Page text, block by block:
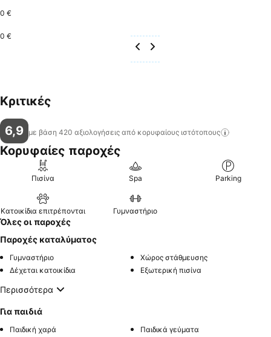
0 €
0 €
Κριτικές
6,9 με βάση 420 αξιολογήσεις από κορυφαίους ιστότοπους
Κορυφαίες παροχές
Πισίνα Spa Parking
Κατοικίδια επιτρέπονται Γυμναστήριο
Όλες οι παροχές
Παροχές καταλύματος
Γυμναστήριο
Χώρος στάθμευσης
Δέχεται κατοικίδια
Εξωτερική πισίνα
Περισσότερα
Για παιδιά
Παιδική χαρά Παιδικά γεύματα